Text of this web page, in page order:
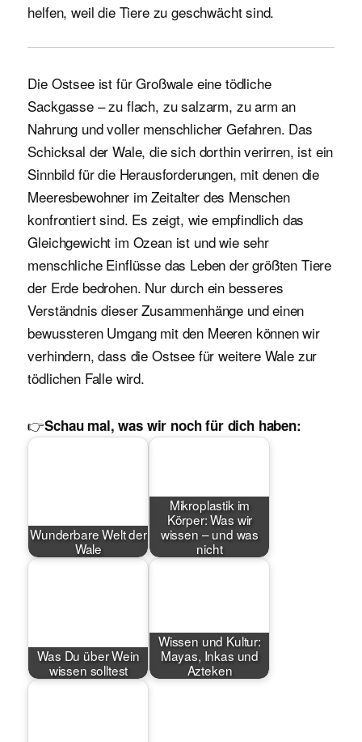
helfen, weil die Tiere zu geschwächt sind.
Die Ostsee ist für Großwale eine tödliche
Sackgasse – zu flach, zu salzarm, zu arm an
Nahrung und voller menschlicher Gefahren. Das
Schicksal der Wale, die sich dorthin verirren, ist ein
Sinnbild für die Herausforderungen, mit denen die
Meeresbewohner im Zeitalter des Menschen
konfrontiert sind. Es zeigt, wie empfindlich das
Gleichgewicht im Ozean ist und wie sehr
menschliche Einflüsse das Leben der größten Tiere
der Erde bedrohen. Nur durch ein besseres
Verständnis dieser Zusammenhänge und einen
bewussteren Umgang mit den Meeren können wir
verhindern, dass die Ostsee für weitere Wale zur
tödlichen Falle wird.
👉Schau mal, was wir noch für dich haben:
Wunderbare Welt der
Wale
Mikroplastik im
Körper: Was wir
wissen – und was
nicht
Was Du über Wein
wissen solltest
Wissen und Kultur:
Mayas, Inkas und
Azteken